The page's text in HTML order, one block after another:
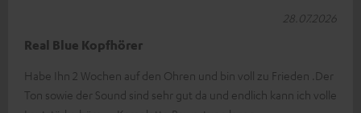
Real Blue Kopfhörer
Habe Ihn 2 Wochen auf den Ohren und bin voll zu Frieden .Der
Ton sowie der Sound sind sehr gut da und endlich kann ich volle
28.07.2026